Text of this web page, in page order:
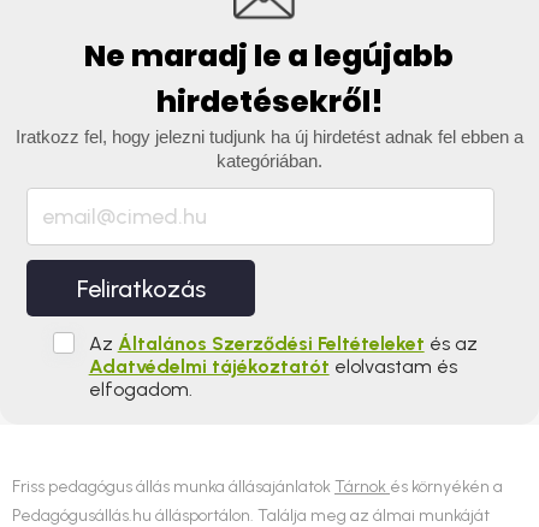
Ne maradj le a legújabb
hirdetésekről!
Iratkozz fel, hogy jelezni tudjunk ha új hirdetést adnak fel ebben a
kategóriában.
Feliratkozás
Az Általános Szerződési Feltételeket és az
Adatvédelmi tájékoztatót elolvastam és
elfogadom.
Friss pedagógus állás munka állásajánlatok Tárnok és környékén a
Pedagógusállás.hu állásportálon. Találja meg az álmai munkáját